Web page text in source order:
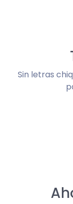
Sin letras